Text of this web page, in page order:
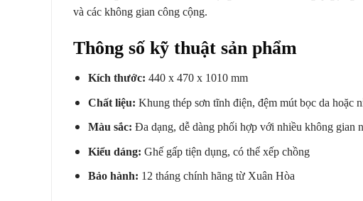
và các không gian công cộng.
Thông số kỹ thuật sản phẩm
Kích thước: 440 x 470 x 1010 mm
Chất liệu: Khung thép sơn tĩnh điện, đệm mút bọc da hoặc
Màu sắc: Đa dạng, dễ dàng phối hợp với nhiều không gian
Kiểu dáng: Ghế gấp tiện dụng, có thể xếp chồng
Bảo hành: 12 tháng chính hãng từ Xuân Hòa